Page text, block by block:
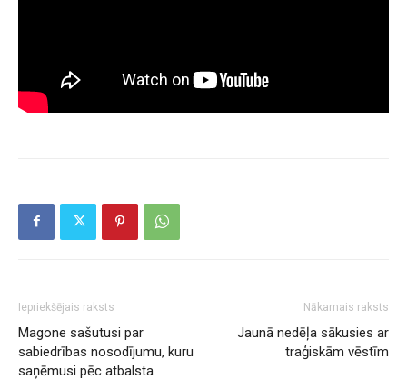
Iepriekšējais raksts
Magone sašutusi par
sabiedrības nosodījumu, kuru
saņēmusi pēc atbalsta
Nākamais raksts
Jaunā nedēļa sākusies ar
traģiskām vēstīm